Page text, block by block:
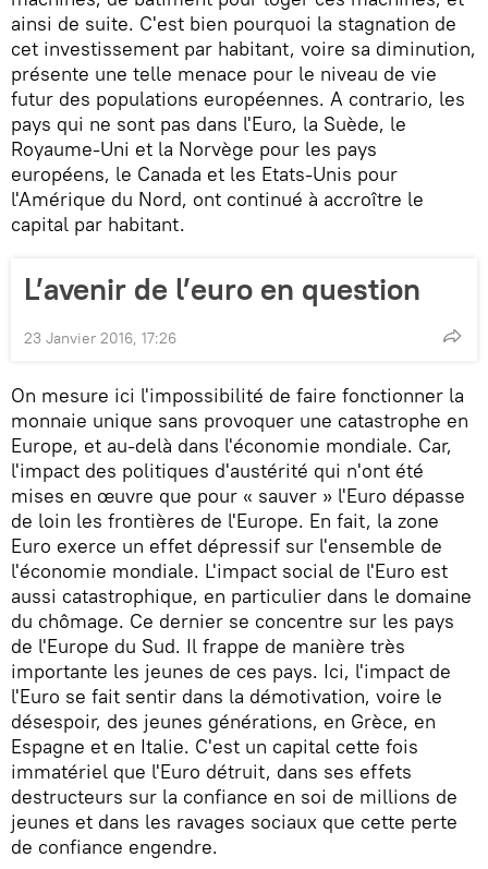
ainsi de suite. C'est bien pourquoi la stagnation de
cet investissement par habitant, voire sa diminution,
présente une telle menace pour le niveau de vie
futur des populations européennes. A contrario, les
pays qui ne sont pas dans l'Euro, la Suède, le
Royaume-Uni et la Norvège pour les pays
européens, le Canada et les Etats-Unis pour
l'Amérique du Nord, ont continué à accroître le
capital par habitant.
L’avenir de l’euro en question
23 Janvier 2016, 17:26
On mesure ici l'impossibilité de faire fonctionner la
monnaie unique sans provoquer une catastrophe en
Europe, et au-delà dans l'économie mondiale. Car,
l'impact des politiques d'austérité qui n'ont été
mises en œuvre que pour « sauver » l'Euro dépasse
de loin les frontières de l'Europe. En fait, la zone
Euro exerce un effet dépressif sur l'ensemble de
l'économie mondiale. L'impact social de l'Euro est
aussi catastrophique, en particulier dans le domaine
du chômage. Ce dernier se concentre sur les pays
de l'Europe du Sud. Il frappe de manière très
importante les jeunes de ces pays. Ici, l'impact de
l'Euro se fait sentir dans la démotivation, voire le
désespoir, des jeunes générations, en Grèce, en
Espagne et en Italie. C'est un capital cette fois
immatériel que l'Euro détruit, dans ses effets
destructeurs sur la confiance en soi de millions de
jeunes et dans les ravages sociaux que cette perte
de confiance engendre.